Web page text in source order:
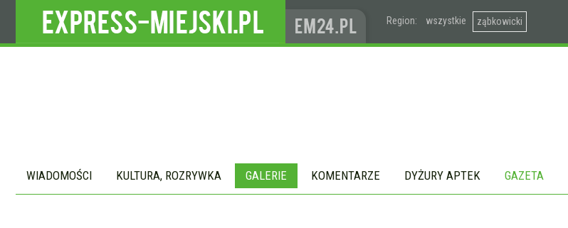
Region: wszystkie ząbkowicki
WIADOMOŚCI KULTURA, ROZRYWKA GALERIE KOMENTARZE DYŻURY APTEK GAZETA